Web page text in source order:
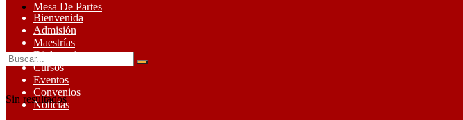
Mesa De Partes
Sin resultados
Bienvenida
Admisión
Maestrías
Diplomados
Cursos
Eventos
Convenios
Noticias